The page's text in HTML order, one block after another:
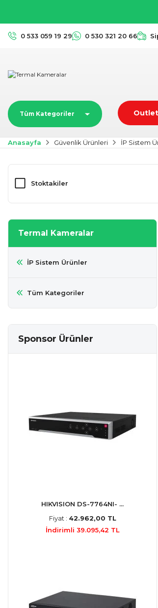
0 533 059 19 29 0 530 321 20 66
Tüm Kategoriler
Anasayfa Güvenlik Ürünleri İP Sistem
Stoktakiler
Termal Kameralar
İP Sistem Ürünler
Tüm Kategoriler
Sponsor Ürünler
HIKVISION DS-7764NI- ...
Fiyat : 42.962,00 TL
İndirimli 39.095,42 TL